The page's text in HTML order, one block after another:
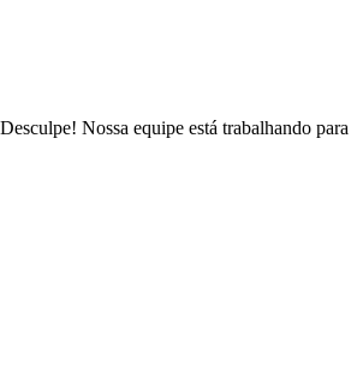
Nossa equipe está trabalhando